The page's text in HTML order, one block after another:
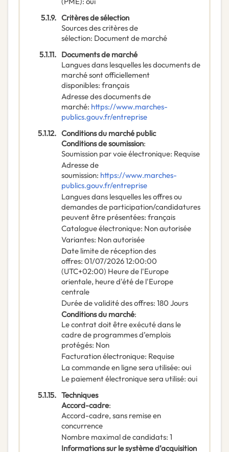
5.1.9. Critères de sélection
Sources des critères de
sélection: Document de marché
5.1.11. Documents de marché
Langues dans lesquelles les documents de
marché sont officiellement
disponibles: français
Adresse des documents de
marché: https://www.marches-
publics.gouv.fr/entreprise
5.1.12. Conditions du marché public
Conditions de soumission:
Soumission par voie électronique: Requise
Adresse de
soumission: https://www.marches-
publics.gouv.fr/entreprise
Langues dans lesquelles les offres ou
demandes de participation/candidatures
peuvent être présentées: français
Catalogue électronique: Non autorisée
Variantes: Non autorisée
Date limite de réception des
offres: 01/07/202612:00:00
(UTC+02:00) Heure de l'Europe
orientale, heure d'été de l'Europe
centrale
Durée de validité des offres: 180 Jours
Conditions du marché:
Le contrat doit être exécuté dans le
cadre de programmes d’emplois
protégés: Non
Facturation électronique: Requise
La commande en ligne sera utilisée: oui
Le paiement électronique sera utilisé: oui
5.1.15. Techniques
Accord-cadre:
Accord-cadre, sans remise en
concurrence
Nombre maximal de candidats: 1
Informations sur le système d’acquisition